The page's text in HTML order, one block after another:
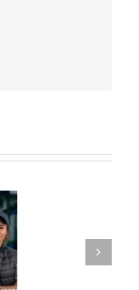
Ecoasimelec y
Joyero